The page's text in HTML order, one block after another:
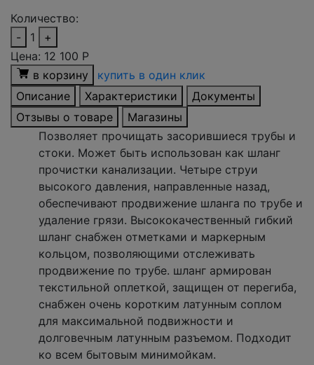
Количество:
-
1
+
Цена: 12 100 Р
в корзину
купить в один клик
Описание
Характеристики
Документы
Отзывы о товаре
Магазины
Позволяет прочищать засорившиеся трубы и
стоки. Может быть использован как шланг
прочистки канализации. Четыре струи
высокого давления, направленные назад,
обеспечивают продвижение шланга по трубе и
удаление грязи. Высококачественный гибкий
шланг снабжен отметками и маркерным
кольцом, позволяющими отслеживать
продвижение по трубе. шланг армирован
текстильной оплеткой, защищен от перегиба,
снабжен очень коротким латунным соплом
для максимальной подвижности и
долговечным латунным разъемом. Подходит
ко всем бытовым минимойкам.